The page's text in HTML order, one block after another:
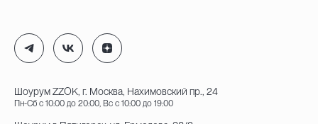
Шоурум ZZOK, г. Москва, Нахимовский пр., 24
Пн-Сб с 10:00 до 20:00, Вс с 10:00 до 19:00